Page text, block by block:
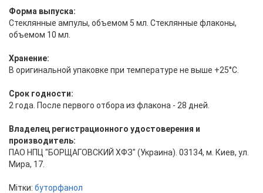
Форма выпуска:
Стеклянные ампулы, объемом 5 мл. Стеклянные флаконы,
объемом 10 мл.
Хранение:
В оригинальной упаковке при температуре не выше +25°С.
Срок годности:
2 года. После первого отбора из флакона - 28 дней.
Владелец регистрационного удостоверения и
производитель:
ПАО НПЦ "БОРЩАГОВСКИЙ ХФЗ" (Украина). 03134, м. Киев, ул.
Мира, 17.
Мітки: буторфанол